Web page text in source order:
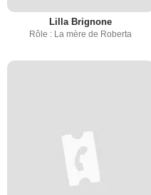
Lilla Brignone
Rôle : La mère de Roberta